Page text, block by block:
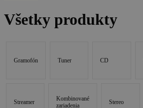
Všetky produkty
Gramofón Tuner CD
Streamer
Kombinované
zariadenia
Stereo